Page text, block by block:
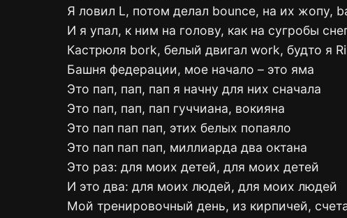
Я ловил L, потом делал bounce, на их жопу,
И я упал, к ним на голову, как на сугробы
Кастрюля bork, белый двигал work, будто я
Башня федерации, мое начало – это яма
Это пап, пап, пап я начну для них сначала
Это пап, пап, пап гуччиана, вокияна
Это пап пап пап, этих белых попаяло
Это пап пап пап, миллиарда два октана
Это раз: для моих детей, для моих детей
И это два: для моих людей, для моих людей
Мой тренировочный день, из кирпичей,